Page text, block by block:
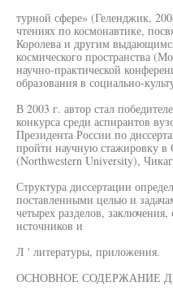
турной сфере» (Геленджик,
чтениях по космонавтике,
Королева и другим
космического пространства
научно-практической
образования в социально-
В 2003 г. автор стал
конкурса среди аспирантов
Президента России по
пройти научную стажировку в
(Northwestern University),
Структура диссертации
поставленными целью и
четырех разделов,
источников и
Л ' литературы, приложения.
ОСНОВНОЕ СОДЕРЖАНИЕ